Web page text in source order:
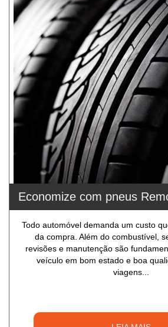
Economize com pneus
Todo automóvel demanda um custo
da compra. Além do combustível,
revisões e manutenção são
veículo em bom estado e boa
viagens...